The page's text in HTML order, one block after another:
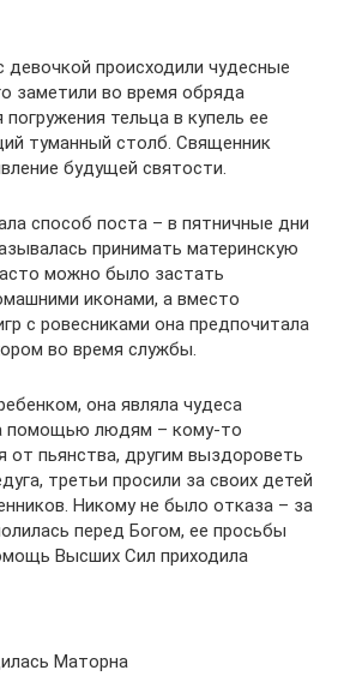
происходили чудесные
заметили во время обряда
тельца в купель ее
туманный столб. Священник
будущей святости.
способ поста – в пятничные дни
принимать материнскую
можно было застать
иконами, а вместо
с ровесниками она предпочитала
во время службы.
она являла чудеса
помощью людям – кому-то
от пьянства, другим выздороветь
третьи просили за своих детей
Никому не было отказа – за
перед Богом, ее просьбы
Высших Сил приходила
Маторна